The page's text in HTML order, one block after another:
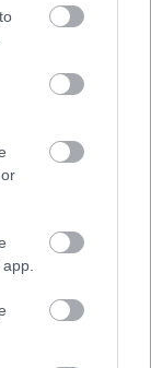
vízgyűjtőjére
új